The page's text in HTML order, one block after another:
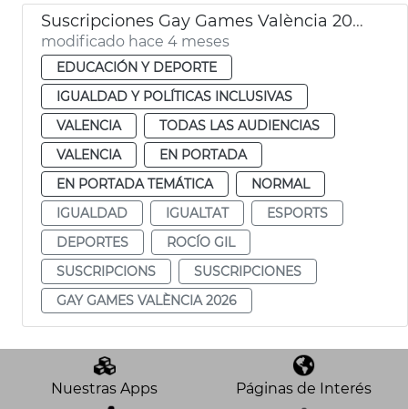
Suscripciones Gay Games València 2026
modificado hace 4 meses
EDUCACIÓN Y DEPORTE
IGUALDAD Y POLÍTICAS INCLUSIVAS
VALENCIA
TODAS LAS AUDIENCIAS
VALENCIA
EN PORTADA
EN PORTADA TEMÁTICA
NORMAL
IGUALDAD
IGUALTAT
ESPORTS
DEPORTES
ROCÍO GIL
SUSCRIPCIONS
SUSCRIPCIONES
GAY GAMES VALÈNCIA 2026
Nuestras Apps Páginas de Interés